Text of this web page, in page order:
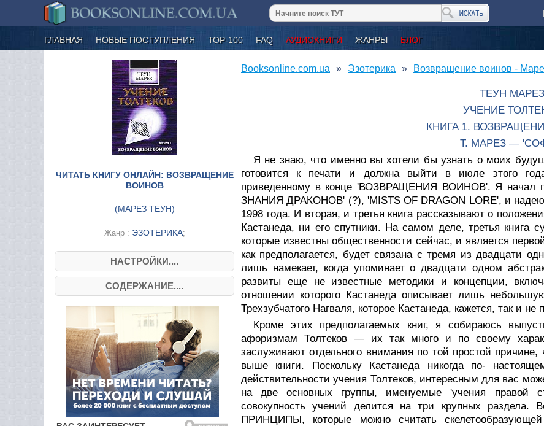
ГЛАВНАЯ НОВЫЕ ПОСТУПЛЕНИЯ ТОР-100 FAQ АУДИОКНИГИ ЖАНРЫ БЛОГ
ЧИТАТЬ КНИГУ ОНЛАЙН: ВОЗВРАЩЕНИЕ
ВОИНОВ
(МАРЕЗ ТЕУН)
Жанр : ЭЗОТЕРИКА;
НАСТРОЙКИ....
СОДЕРЖАНИЕ....
Booksonline.com.ua Эзотерика Возвращение воинов -
ТЕУН МАРЕЗ
УЧЕНИЕ
КНИГА 1.
Т. МАРЕЗ —
Я не знаю, что именно вы хотели бы узнать о моих
готовится к печати и должна выйти в июле этого
приведенному в конце 'ВОЗВРАЩЕНИЯ ВОИНОВ'. Я начал
ЗНАНИЯ ДРАКОНОВ' (?), 'MISTS OF DRAGON LORE', и
1998 года. И вторая, и третья книга рассказывают о
Кастанеда, ни его спутники. На самом деле, третья книга
которые известны общественности сейчас, и является
как предполагается, будет связана с тремя из двадцати
лишь намекает, когда упоминает о двадцати одном
развиты еще не известные методики и концепции,
отношении которого Кастанеда описывает лишь
Трехзубчатого Нагваля, которое Кастанеда, кажется, так и не
Кроме этих предполагаемых книг, я собираюсь
афоризмам Толтеков — их так много и по своему
заслуживают отдельного внимания по той простой
выше книги. Поскольку Кастанеда никогда по-
действительности учения Толтеков, интересным для вас
на две основных группы, именуемые 'учения правой
совокупность учений делится на три крупных
ПРИНЦИПЫ, которые можно считать